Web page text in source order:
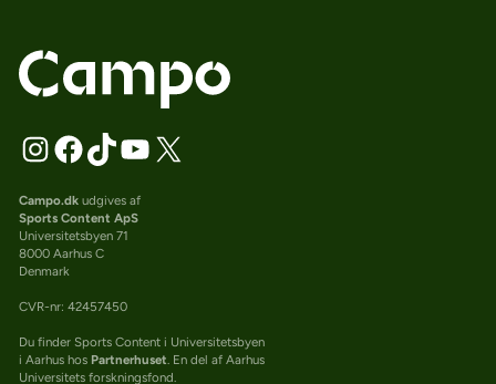
Campo.dkudgives af
Sports Content ApS
Universitetsbyen 71
8000 Aarhus C
Denmark
CVR-nr: 42457450
Du finder Sports Content i Universitetsbyen
i Aarhus hos Partnerhuset . En del af Aarhus
Universitets forskningsfond.